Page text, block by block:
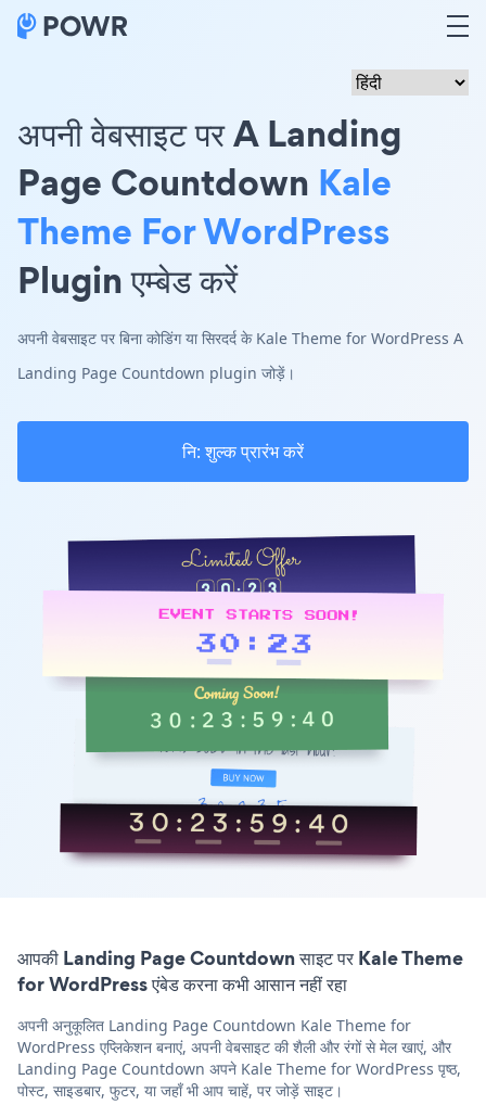
अपनी वेबसाइट पर A Landing
Page Countdown Kale
Theme For WordPress
Plugin एम्बेड करें
अपनी वेबसाइट पर बिना कोडिंग या सिरदर्द के Kale Theme for WordPress A
Landing Page Countdown plugin जोड़ें।
नि: शुल्क प्रारंभ करें
आपकी Landing Page Countdown साइट पर Kale Theme
for WordPress एंबेड करना कभी आसान नहीं रहा
अपनी अनुकूलित Landing Page Countdown Kale Theme for
WordPress एप्लिकेशन बनाएं, अपनी वेबसाइट की शैली और रंगों से मेल खाएं, और
Landing Page Countdown अपने Kale Theme for WordPress पृष्ठ,
पोस्ट, साइडबार, फुटर, या जहाँ भी आप चाहें, पर जोड़ें साइट।